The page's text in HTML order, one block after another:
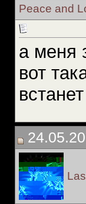
Peace and
а меня
вот